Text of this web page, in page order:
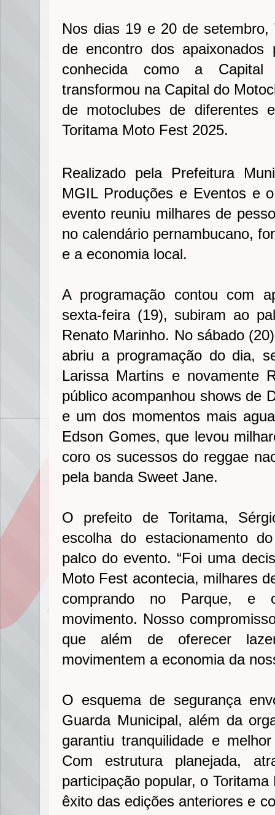
Nos dias 19 e 20 de
de encontro dos
conhecida como a
transformou na Capital do
de motoclubes de diferentes
Toritama Moto Fest 2025.
Realizado pela Prefeitura
MGIL Produções e Eventos e
evento reuniu milhares de
no calendário pernambucano,
e a economia local.
A programação contou com
sexta-feira (19), subiram ao
Renato Marinho. No sábado
abriu a programação do dia,
Larissa Martins e novamente
público acompanhou shows de
e um dos momentos mais
Edson Gomes, que levou
coro os sucessos do reggae
pela banda Sweet Jane.
O prefeito de Toritama,
escolha do estacionamento
palco do evento. “Foi uma
Moto Fest acontecia, milhares
comprando no Parque, e
movimento. Nosso
que além de oferecer
movimentem a economia da
O esquema de segurança
Guarda Municipal, além da
garantiu tranquilidade e
Com estrutura planejada,
participação popular, o
êxito das edições anteriores e